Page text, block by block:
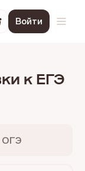
в
Войти
к ЕГЭ
ОГЭ